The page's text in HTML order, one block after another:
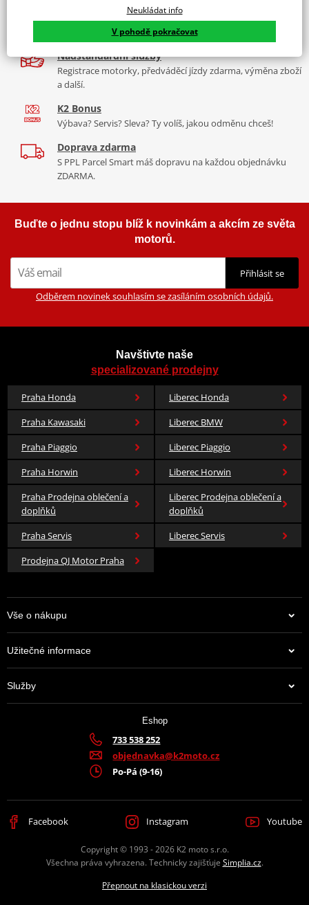
Vyráběné z kvalitního materiálu.
"Testováno zákazníky"
Cena za pár včetně montážní sady.
Více než 30 let zkušeností
Za řídítky motorek, v servisu i prodeji moto vybavení
Nadstandardní služby
Registrace motorky, předváděcí jízdy zdarma, výměna zboží
a další.
K2 Bonus
Výbava? Servis? Sleva? Ty volíš, jakou odměnu chceš!
Doprava zdarma
S PPL Parcel Smart máš dopravu na každou objednávku
ZDARMA.
Buďte o jednu stopu blíž k novinkám a akcím ze světa
motorů.
Přihlásit se
Odběrem novinek souhlasím se zasíláním osobních údajů.
Navštivte naše
specializované prodejny
Praha Honda
Liberec Honda
Praha Kawasaki
Liberec BMW
Praha Piaggio
Liberec Piaggio
Praha Horwin
Liberec Horwin
Praha Prodejna oblečení a
doplňků
Liberec Prodejna oblečení a
doplňků
Praha Servis
Liberec Servis
Prodejna QJ Motor Praha
Vše o nákupu
Užitečné informace
Služby
Eshop
733 538 252
objednavka@k2moto.cz
Po-Pá (9-16)
Facebook Instagram Youtube
Copyright © 1993 - 2026 K2 moto s.r.o.
Všechna práva vyhrazena. Technicky zajišťuje Simplia.cz.
Přepnout na klasickou verzi
Neukládat info
V pohodě pokračovat